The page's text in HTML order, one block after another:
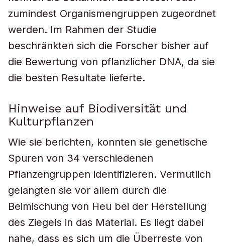
zumindest Organismengruppen zugeordnet
werden. Im Rahmen der Studie
beschränkten sich die Forscher bisher auf
die Bewertung von pflanzlicher DNA, da sie
die besten Resultate lieferte.
Hinweise auf Biodiversität und
Kulturpflanzen
Wie sie berichten, konnten sie genetische
Spuren von 34 verschiedenen
Pflanzengruppen identifizieren. Vermutlich
gelangten sie vor allem durch die
Beimischung von Heu bei der Herstellung
des Ziegels in das Material. Es liegt dabei
nahe, dass es sich um die Überreste von